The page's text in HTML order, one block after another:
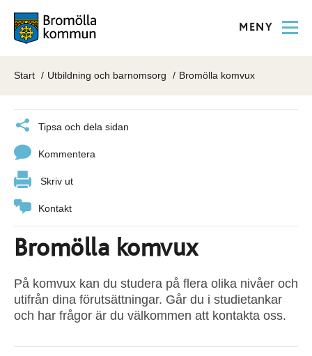
MENY
Start Utbildning och barnomsorg Bromölla komvux
Tipsa och dela sidan
Kommentera
Skriv ut
Kontakt
Bromölla komvux
På komvux kan du studera på flera olika nivåer och
utifrån dina förutsättningar. Går du i studietankar
och har frågor är du välkommen att kontakta oss.